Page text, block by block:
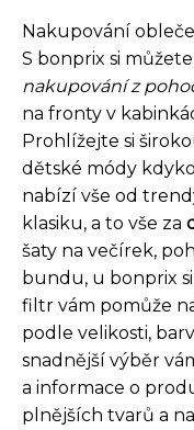
Nakupování
S bonprix si
nakupování z
na fronty v
Prohlížejte si
dětské módy
nabízí vše od
klasiku, a to vše za
šaty na večírek,
bundu, u bonprix
filtr vám pomůže
podle velikosti,
snadnější výběr
a informace o
plnějších tvarů a